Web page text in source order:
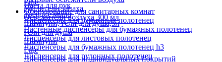
Паста для рук
Твердое мыло
Шампуни, гели для душа,5л
Гели для душа
Шампуни
Удалители запаха
Освежители воздуха 300 мл
Еще
Оборудование для санитарных комнат
Диспенсеры для бумажных полотенец
Настенные диспенсеры для бумажных полотенец
Диспенсеры для листовых полотенец
Диспенсеры для бумажных полотенец h3
Диспенсеры для рулонных полотенец
Еще
Диспенсеры для индивидуальных покрытий